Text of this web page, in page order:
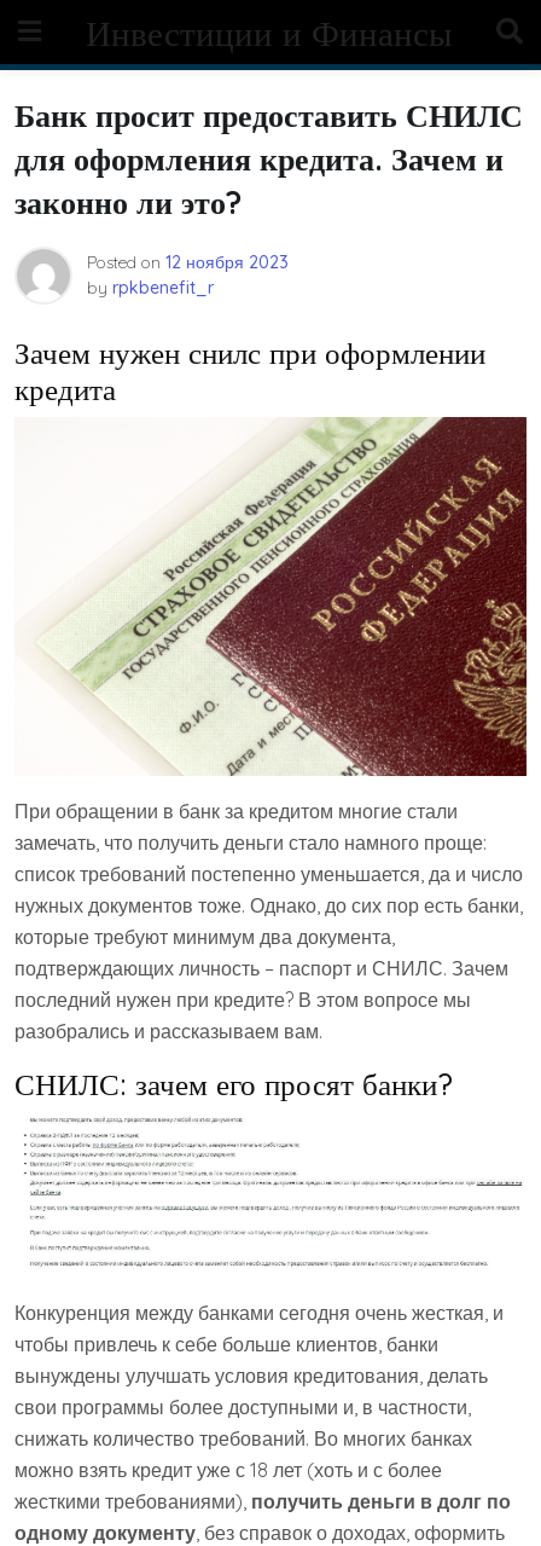
content
Инвестиции и Финансы
Банк просит предоставить СНИЛС
для оформления кредита. Зачем и
законно ли это?
Posted on 12 ноября 2023
by rpkbenefit_r
Зачем нужен снилс при оформлении
кредита
При обращении в банк за кредитом многие стали
замечать, что получить деньги стало намного проще:
список требований постепенно уменьшается, да и число
нужных документов тоже. Однако, до сих пор есть банки,
которые требуют минимум два документа,
подтверждающих личность – паспорт и СНИЛС. Зачем
последний нужен при кредите? В этом вопросе мы
разобрались и рассказываем вам.
СНИЛС: зачем его просят банки?
Конкуренция между банками сегодня очень жесткая, и
чтобы привлечь к себе больше клиентов, банки
вынуждены улучшать условия кредитования, делать
свои программы более доступными и, в частности,
снижать количество требований. Во многих банках
можно взять кредит уже с 18 лет (хоть и с более
жесткими требованиями), получить деньги в долг по
одному документу , без справок о доходах, оформить